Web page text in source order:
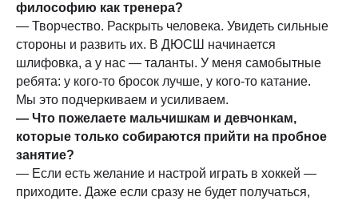
философию как тренера?
— Творчество. Раскрыть человека. Увидеть сильные
стороны и развить их. В ДЮСШ начинается
шлифовка, а у нас — таланты. У меня самобытные
ребята: у кого-то бросок лучше, у кого-то катание.
Мы это подчеркиваем и усиливаем.
— Что пожелаете мальчишкам и девчонкам,
которые только собираются прийти на пробное
занятие?
— Если есть желание и настрой играть в хоккей —
приходите. Даже если сразу не будет получаться,